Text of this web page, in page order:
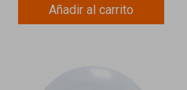
Añadir al carrito